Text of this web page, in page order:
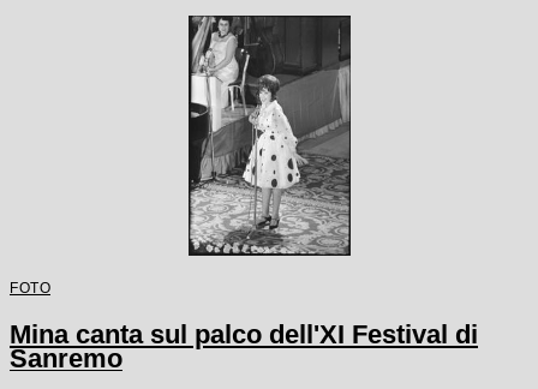
FOTO
Mina canta sul palco dell'XI Festival di
Sanremo